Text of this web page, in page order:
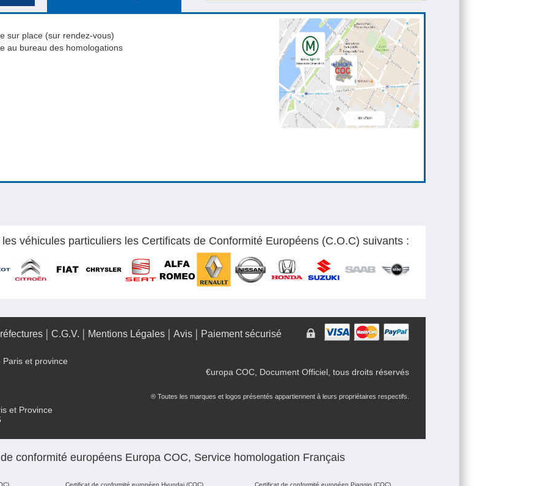
sur place (sur rendez-vous)
au bureau des homologations
véhicules particuliers les Certificats de Conformité Européens (C.O.C) suivants :
C.G.V. Mentions Légales Avis Paiement sécurisé
et province
et Province
€uropa COC, Document Officiel, tous droits réservés
® Toutes les marques et logos présentés appartiennent à leurs propriétaires respectifs.
conformité européens Europa COC, Service homologation Français
Certificat de conformité européen Hyundai (COC) Certificat de conformité européen Piaggio (COC)